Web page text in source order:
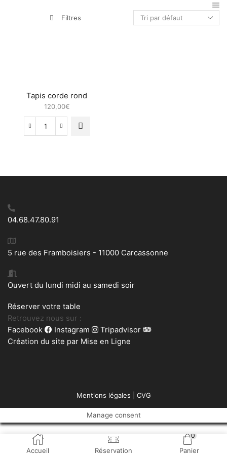
Filtres
Tapis corde rond
120,00€
quantité
04.68.47.80.91
5 rue des Framboisiers - 11000 Carcassonne
Ouvert du lundi midi au samedi soir
Réserver votre table
Retrouvez nous sur :
Facebook
Instagram
Tripadvisor
Création du site par Mise en Ligne
Mentions légales CVG
Accueil Réservation
0
Panier
Manage consent